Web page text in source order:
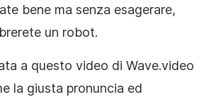
bene ma senza esagerare,
un robot.
a questo video di Wave.video
la giusta pronuncia ed